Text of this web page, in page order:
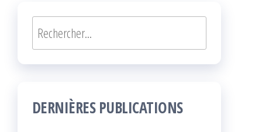
Rechercher
DERNIÈRES PUBLICATIONS